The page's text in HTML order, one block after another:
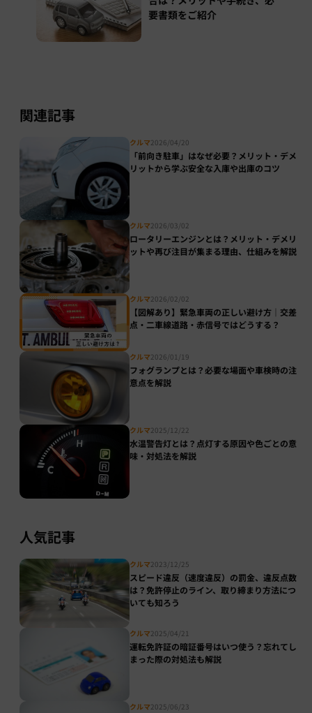
要書類をご紹介
関連記事
クルマ2026/04/20
「前向き駐車」はなぜ必要？メリット・デメ
リットから学ぶ安全な入庫や出庫のコツ
クルマ2026/03/02
ロータリーエンジンとは？メリット・デメリ
ットや再び注目が集まる理由、仕組みを解説
クルマ2026/02/02
【図解あり】緊急車両の正しい避け方｜交差
点・二車線道路・赤信号ではどうする？
クルマ2026/01/19
フォグランプとは？必要な場面や車検時の注
意点を解説
クルマ2025/12/22
水温警告灯とは？点灯する原因や色ごとの意
味・対処法を解説
人気記事
クルマ2023/12/25
スピード違反（速度違反）の罰金、違反点数
は？免許停止のライン、取り締まり方法につ
いても知ろう
クルマ2025/04/21
運転免許証の暗証番号はいつ使う？忘れてし
まった際の対処法も解説
クルマ2025/06/23